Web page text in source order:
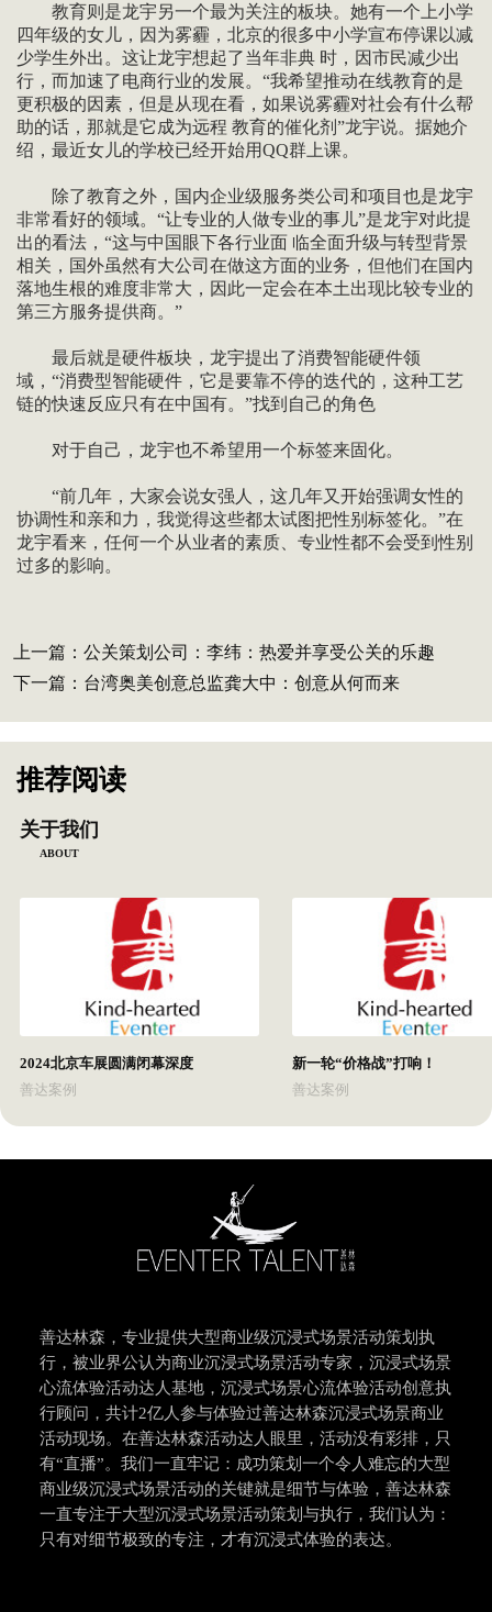
教育则是龙宇另一个最为关注的板块。她有一个上小学
四年级的女儿，因为雾霾，北京的很多中小学宣布停课以减
少学生外出。这让龙宇想起了当年非典 时，因市民减少出
行，而加速了电商行业的发展。“我希望推动在线教育的是
更积极的因素，但是从现在看，如果说雾霾对社会有什么帮
助的话，那就是它成为远程 教育的催化剂”龙宇说。据她介
绍，最近女儿的学校已经开始用QQ群上课。
除了教育之外，国内企业级服务类公司和项目也是龙宇
非常看好的领域。“让专业的人做专业的事儿”是龙宇对此提
出的看法，“这与中国眼下各行业面 临全面升级与转型背景
相关，国外虽然有大公司在做这方面的业务，但他们在国内
落地生根的难度非常大，因此一定会在本土出现比较专业的
第三方服务提供商。”
最后就是硬件板块，龙宇提出了消费智能硬件领
域，“消费型智能硬件，它是要靠不停的迭代的，这种工艺
链的快速反应只有在中国有。”找到自己的角色
对于自己，龙宇也不希望用一个标签来固化。
“前几年，大家会说女强人，这几年又开始强调女性的
协调性和亲和力，我觉得这些都太试图把性别标签化。”在
龙宇看来，任何一个从业者的素质、专业性都不会受到性别
过多的影响。
上一篇： 公关策划公司：李纬：热爱并享受公关的乐趣
下一篇： 台湾奥美创意总监龚大中：创意从何而来
推荐阅读
关于我们
ABOUT
2024北京车展圆满闭幕深度
善达案例
新一轮“价格战”打响！
善达案例
善达林森，专业提供大型商业级沉浸式场景活动策划执
行，被业界公认为商业沉浸式场景活动专家，沉浸式场景
心流体验活动达人基地，沉浸式场景心流体验活动创意执
行顾问，共计2亿人参与体验过善达林森沉浸式场景商业
活动现场。在善达林森活动达人眼里，活动没有彩排，只
有“直播”。我们一直牢记：成功策划一个令人难忘的大型
商业级沉浸式场景活动的关键就是细节与体验，善达林森
一直专注于大型沉浸式场景活动策划与执行，我们认为：
只有对细节极致的专注，才有沉浸式体验的表达。